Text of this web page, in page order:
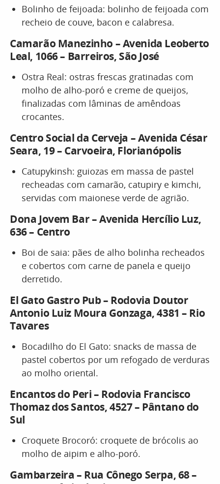
Bolinho de feijoada: bolinho de feijoada com
recheio de couve, bacon e calabresa.
Camarão Manezinho – Avenida Leoberto
Leal, 1066 – Barreiros, São José
Ostra Real: ostras frescas gratinadas com
molho de alho-poró e creme de queijos,
finalizadas com lâminas de amêndoas
crocantes.
Centro Social da Cerveja – Avenida César
Seara, 19 – Carvoeira, Florianópolis
Catupykinsh: guiozas em massa de pastel
recheadas com camarão, catupiry e kimchi,
servidas com maionese verde de agrião.
Dona Jovem Bar – Avenida Hercílio Luz,
636 – Centro
Boi de saia: pães de alho bolinha recheados
e cobertos com carne de panela e queijo
derretido.
El Gato Gastro Pub – Rodovia Doutor
Antonio Luiz Moura Gonzaga, 4381 – Rio
Tavares
Bocadilho do El Gato: snacks de massa de
pastel cobertos por um refogado de verduras
ao molho oriental.
Encantos do Peri – Rodovia Francisco
Thomaz dos Santos, 4527 – Pântano do
Sul
Croquete Brocoró: croquete de brócolis ao
molho de aipim e alho-poró.
Gambarzeira – Rua Cônego Serpa, 68 –